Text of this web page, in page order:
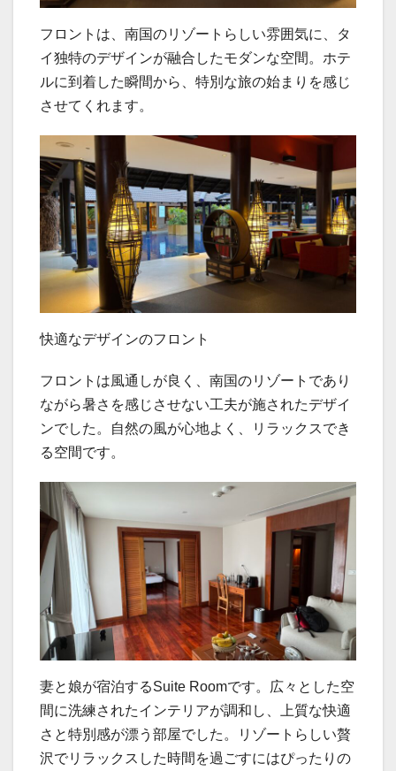
フロントは、南国のリゾートらしい雰囲気に、タ
イ独特のデザインが融合したモダンな空間。ホテ
ルに到着した瞬間から、特別な旅の始まりを感じ
させてくれます。
快適なデザインのフロント
フロントは風通しが良く、南国のリゾートであり
ながら暑さを感じさせない工夫が施されたデザイ
ンでした。自然の風が心地よく、リラックスでき
る空間です。
妻と娘が宿泊するSuite Roomです。広々とした空
間に洗練されたインテリアが調和し、上質な快適
さと特別感が漂う部屋でした。リゾートらしい贅
沢でリラックスした時間を過ごすにはぴったりの